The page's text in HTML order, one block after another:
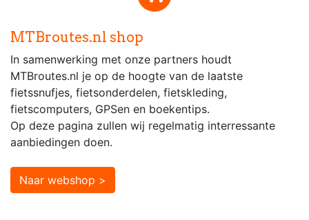
MTBroutes.nl shop
In samenwerking met onze partners houdt
MTBroutes.nl je op de hoogte van de laatste
fietssnufjes, fietsonderdelen, fietskleding,
fietscomputers, GPSen en boekentips.
Op deze pagina zullen wij regelmatig interressante
aanbiedingen doen.
Naar webshop >